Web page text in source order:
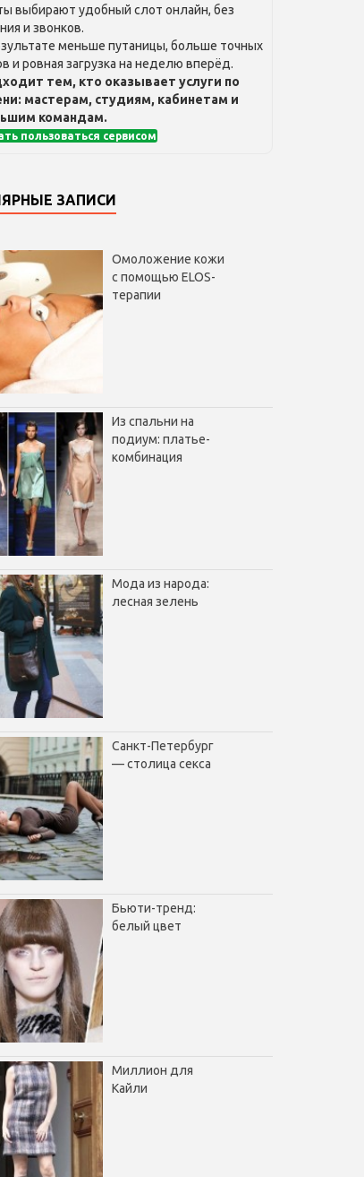
выбирают удобный слот онлайн, без
и звонков.
меньше путаницы, больше точных
и ровная загрузка на неделю вперёд.
тем, кто оказывает услуги по
мастерам, студиям, кабинетам и
командам.
пользоваться сервисом
ЗАПИСИ
Омоложение кожи
с помощью ELOS-
терапии
Из спальни на
подиум: платье-
комбинация
Мода из народа:
лесная зелень
Санкт-Петербург
— столица секса
Бьюти-тренд:
белый цвет
Миллион для
Кайли